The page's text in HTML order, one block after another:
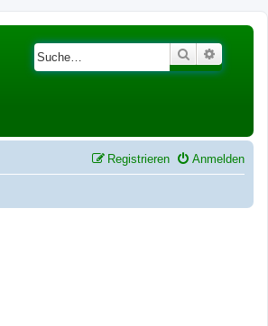
Suche
Anmelden
Registrieren